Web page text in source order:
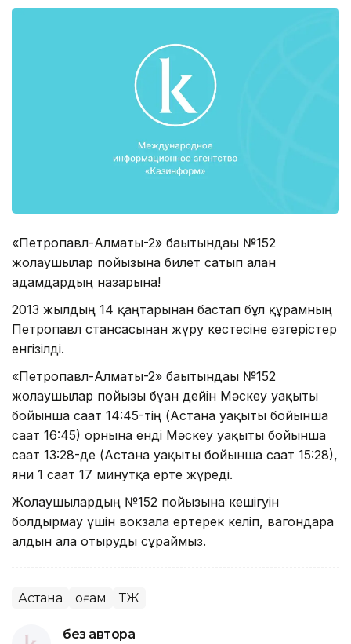
«Петропавл-Алматы-2» бағытындағы №152
жолаушылар пойызына билет сатып алған
адамдардың назарына!
2013 жылдың 14 қаңтарынан бастап бұл құрамның
Петропавл стансасынан жүру кестесіне өзгерістер
енгізілді.
«Петропавл-Алматы-2» бағытындағы №152
жолаушылар пойызы бұған дейін Мәскеу уақыты
бойынша сағат 14:45-тің (Астана уақыты бойынша
сағат 16:45) орнына енді Мәскеу уақыты бойынша
сағат 13:28-де (Астана уақыты бойынша сағат 15:28),
яғни 1 сағат 17 минутқа ерте жүреді.
Жолаушылардың №152 пойызына кешігуін
болдырмау үшін вокзалға ертерек келіп, вагондарға
алдын ала отыруды сұраймыз.
Астана Қоғам ҚТЖ
без автора